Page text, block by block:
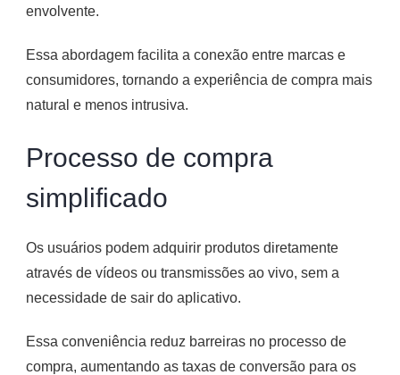
envolvente.
Essa abordagem facilita a conexão entre marcas e
consumidores, tornando a experiência de compra mais
natural e menos intrusiva.​
Processo de compra
simplificado
Os usuários podem adquirir produtos diretamente
através de vídeos ou transmissões ao vivo, sem a
necessidade de sair do aplicativo.
Essa conveniência reduz barreiras no processo de
compra, aumentando as taxas de conversão para os